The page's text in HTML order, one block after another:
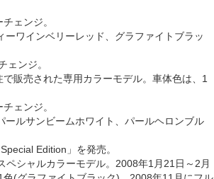
ェンジ。
ワインベリーレッド、グラファイトブラッ
ェンジ。
販売された専用カラーモデル。車体色は、1
ェンジ。
ルサンビームホワイト、パールヘロンブル
Edition」を発売。
ペシャルカラーモデル。2008年1月21日～2月